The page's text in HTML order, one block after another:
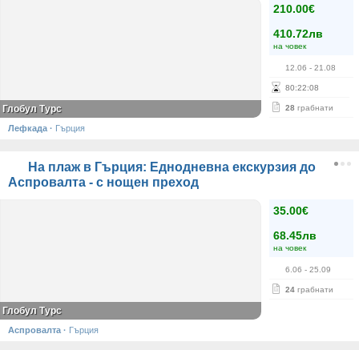
210.00€
410.72лв
на човек
12.06 - 21.08
80:22:08
28 грабнати
Глобул Турс
Лефкада · Гърция
На плаж в Гърция: Еднодневна екскурзия до
Аспровалта - с нощен преход
35.00€
68.45лв
на човек
6.06 - 25.09
24 грабнати
Глобул Турс
Аспровалта · Гърция